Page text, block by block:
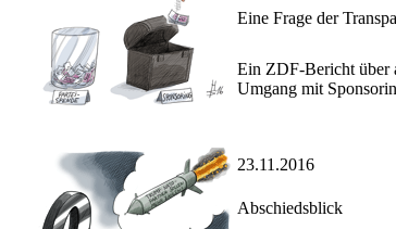
Eine Frage der
Ein ZDF-Bericht über
Umgang mit
23.11.2016
Abschiedsblick